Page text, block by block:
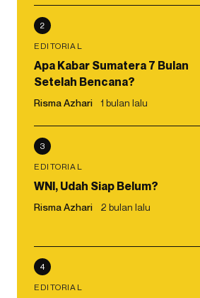
2
EDITORIAL
Apa Kabar Sumatera 7 Bulan
Setelah Bencana?
Risma Azhari 1 bulan lalu
3
EDITORIAL
WNI, Udah Siap Belum?
Risma Azhari 2 bulan lalu
4
EDITORIAL